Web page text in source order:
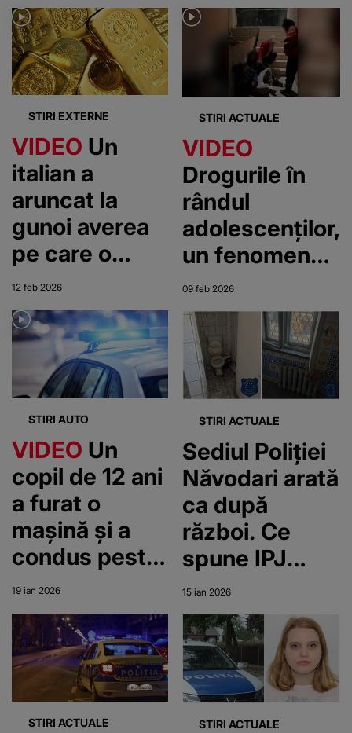
salvat în
ultima clipă de
polițiști
au fost ridicați
STIRI EXTERNE
VIDEO Un
italian a
aruncat la
gunoi averea
pe care o
acumulase pe
parcursul
vieții. Primul
lucru pe care
l-a făcut în
momentul în
care a realizat
unde au ajuns
lingourile de
aur
12 feb 2026
STIRI ACTUALE
VIDEO
Drogurile în
rândul
adolescenților,
un fenomen
scăpat de sub
control în
orașele din
România
09 feb 2026
STIRI AUTO
VIDEO Un
copil de 12 ani
a furat o
mașină și a
condus peste
230 km, până
a fost oprit de
poliție
19 ian 2026
STIRI ACTUALE
Sediul Poliției
Năvodari arată
ca după
război. Ce
spune IPJ
Constanța
după ce
imaginile
revoltătoare
au devenit
publice
15 ian 2026
STIRI ACTUALE STIRI ACTUALE